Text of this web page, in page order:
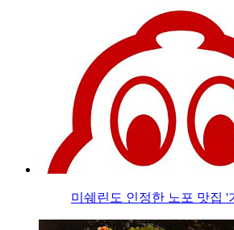
미쉐린도 인정한 노포 맛집 '